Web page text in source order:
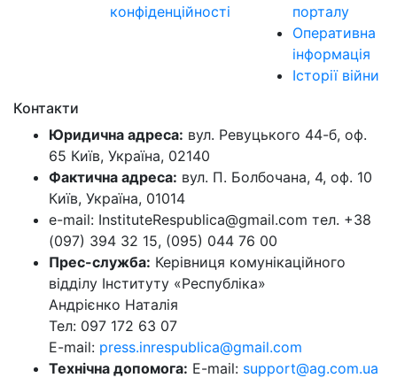
конфіденційності
порталу
Оперативна
інформація
Історії війни
Контакти
Юридична адреса: вул. Ревуцького 44-б, оф.
65 Київ, Україна, 02140
Фактична адреса: вул. П. Болбочана, 4, оф. 10
Київ, Україна, 01014
e-mail: InstituteRespublica@gmail.com тел. +38
(097) 394 32 15, (095) 044 76 00
Прес-служба: Керівниця комунікаційного
відділу Інституту «Республіка»
Андрієнко Наталія
Тел: 097 172 63 07
E-mail: press.inrespublica@gmail.com
Технічна допомога: E-mail: support@ag.com.ua